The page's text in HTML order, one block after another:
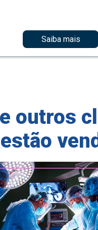
Saiba mais
outros
estão